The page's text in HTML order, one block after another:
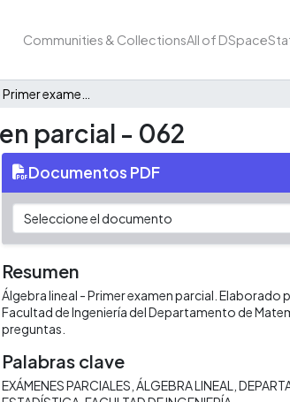
Communities & CollectionsAll of DSpace
parcial - 062
Documentos PDF
Resumen
Álgebra lineal - Primer examen parcial. Elaborado
Facultad de Ingeniería del Departamento de
preguntas.
Palabras clave
EXÁMENES PARCIALES ÁLGEBRA LINEAL